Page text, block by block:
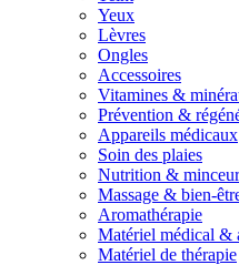
Yeux
Lèvres
Ongles
Accessoires
Vitamines &
Prévention &
Appareils médicaux
Soin des plaies
Nutrition & minceur
Massage & bien-
Aromathérapie
Matériel médical &
Matériel de thérapie